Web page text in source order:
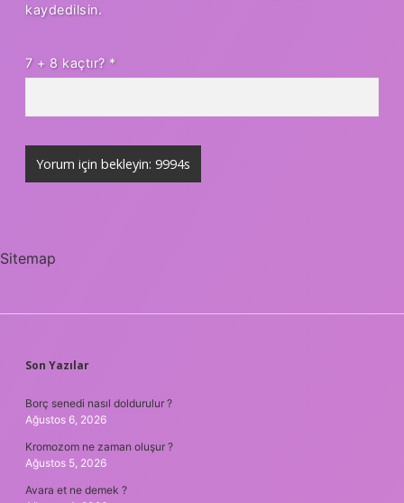
kaydedilsin.
7 + 8 kaçtır? *
Sitemap
SIDEBAR
Son Yazılar
Borç senedi nasıl doldurulur ?
Ağustos 6, 2026
Kromozom ne zaman oluşur ?
Ağustos 5, 2026
Avara et ne demek ?